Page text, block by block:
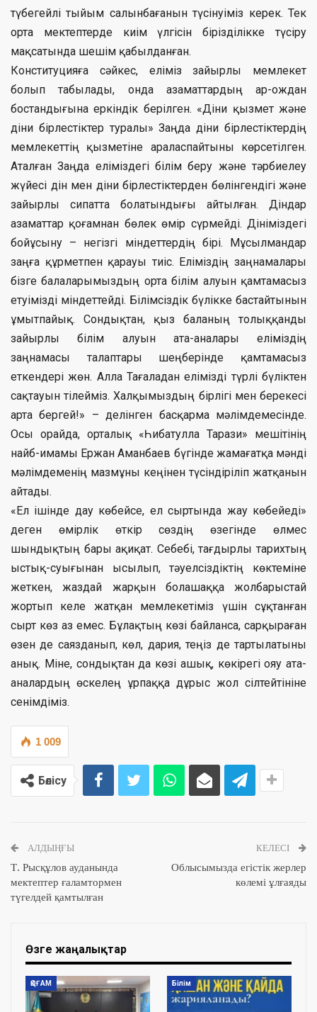
түбегейлі тыйым салынбағанын түсінуіміз керек. Тек
орта мектептерде киім үлгісін бірізділікке түсіру
мақсатында шешім қабылданған.
Конституцияға сәйкес, еліміз зайырлы мемлекет
болып табылады, онда азаматтардың ар-ождан
бостандығына еркіндік берілген. «Діни қызмет және
діни бірлестіктер туралы» Заңда діни бірлестіктердің
мемлекеттің қызметіне араласпайтыны көрсетілген.
Аталған Заңда еліміздегі білім беру және тәрбиелеу
жүйесі дін мен діни бірлестіктерден бөлінгендігі және
зайырлы сипатта болатындығы айтылған. Діндар
азаматтар қоғамнан бөлек өмір сүрмейді. Дініміздегі
бойұсыну – негізгі міндеттердің бірі. Мұсылмандар
заңға құрметпен қарауы тиіс. Еліміздің заңнамалары
бізге балаларымыздың орта білім алуын қамтамасыз
етуімізді міндеттейді. Білімсіздік бүлікке бастайтынын
ұмытпайық. Сондықтан, қыз баланың толыққанды
зайырлы білім алуын ата-аналары еліміздің
заңнамасы талаптары шеңберінде қамтамасыз
еткендері жөн. Алла Тағаладан елімізді түрлі бүліктен
сақтауын тілейміз. Халқымыздың бірлігі мен берекесі
арта бергей!» – делінген басқарма мәлімдемесінде.
Осы орайда, орталық «Һибатулла Тарази» мешітінің
найб-имамы Ержан Аманбаев бүгінде жамағатқа мәнді
мәлімдеменің мазмұны кеңінен түсіндіріліп жатқанын
айтады.
«Ел ішінде дау көбейсе, ел сыртында жау көбейеді»
деген өмірлік өткір сөздің өзегінде өлмес
шындықтың бары ақиқат. Себебі, тағдырлы тарихтың
ыстық-суығынан ысылып, тәуелсіздіктің көктеміне
жеткен, жаздай жарқын болашаққа жолбарыстай
жортып келе жатқан мемлекетіміз үшін сұқтанған
сырт көз аз емес. Бұлақтың көзі байланса, сарқыраған
өзен де саязданып, көл, дария, теңіз де тартылатыны
анық. Міне, сондықтан да көзі ашық, көкірегі ояу ата-
аналардың өскелең ұрпаққа дұрыс жол сілтейтініне
сенімдіміз.
1 009
Бөлісу
АЛДЫҢҒЫ
Т. Рысқұлов ауданында
мектептер ғаламтормен
түгелдей қамтылған
КЕЛЕСІ
Облысымызда егістік жерлер
көлемі ұлғаяды
Өзге жаңалықтар
ҚОҒАМ Білім